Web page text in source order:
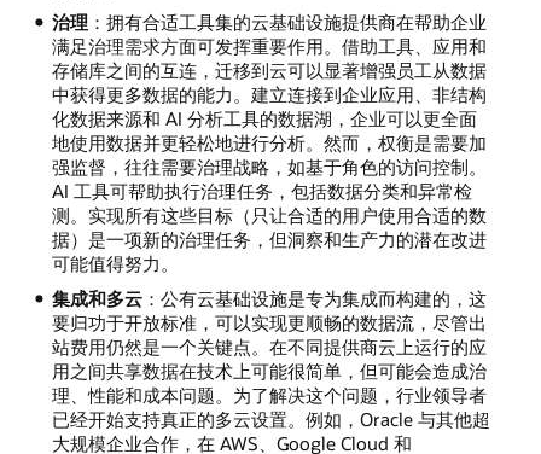
治理 ：拥有合适工具集的云基础设施提供商在帮助企业
满足治理需求方面可发挥重要作用。借助工具、应用和
存储库之间的互连，迁移到云可以显著增强员工从数据
中获得更多数据的能力。建立连接到企业应用、非结构
化数据来源和 AI 分析工具的数据湖，企业可以更全面
地使用数据并更轻松地进行分析。然而，权衡是需要加
强监督，往往需要治理战略，如基于角色的访问控制。
AI 工具可帮助执行治理任务，包括数据分类和异常检
测。实现所有这些目标（只让合适的用户使用合适的数
据）是一项新的治理任务，但洞察和生产力的潜在改进
可能值得努力。
集成和多云：公有云基础设施是专为集成而构建的，这
要归功于开放标准，可以实现更顺畅的数据流，尽管出
站费用仍然是一个关键点。在不同提供商云上运行的应
用之间共享数据在技术上可能很简单，但可能会造成治
理、性能和成本问题。为了解决这个问题，行业领导者
已经开始支持真正的多云设置。例如，Oracle 与其他超
大规模企业合作，在 AWS、Google Cloud 和